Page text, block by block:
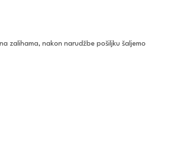
zalihama, nakon narudžbe pošiljku šaljemo